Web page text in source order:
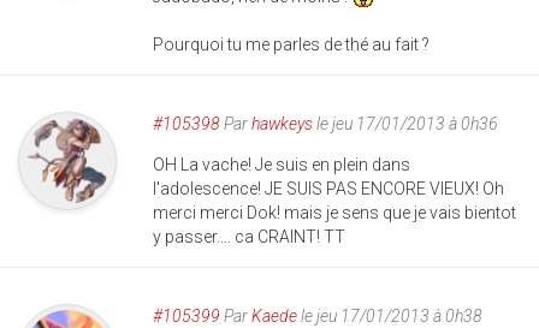
Pourquoi tu me parles de thé au fait ?
#105398Parhawkeysle jeu 17/01/2013 à 0h36
OH La vache! Je suis en plein dans
l'adolescence! JE SUIS PAS ENCORE VIEUX! Oh
merci merci Dok! mais je sens que je vais bientot
y passer.... ca CRAINT! TT
#105399 ParKaedele jeu 17/01/2013 à 0h38